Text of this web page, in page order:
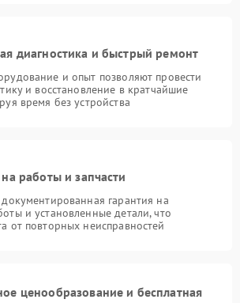
диагностика и быстрый ремонт
и опыт позволяют провести
и восстановление в кратчайшие
время без устройства
на работы и запчасти
документированная гарантия на
и установленные детали, что
от повторных неисправностей
ценообразование и бесплатная